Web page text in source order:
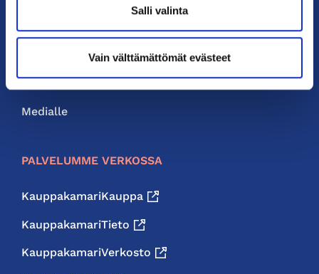
Salli valinta
Vain välttämättömät evästeet
Neuvonta ja palvelut
Jäsenedut
Medialle
PALVELUMME VERKOSSA
KauppakamariKauppa
KauppakamariTieto
KauppakamariVerkosto